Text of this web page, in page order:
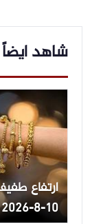
شاهد ايضاً
ارتفاع
10-8-2026 مع بداية التعاملات الأسبوعية